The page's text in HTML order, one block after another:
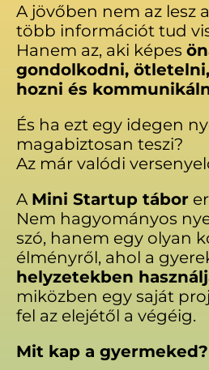
A jövőben nem az lesz
több információt tud
Hanem az, aki képes
gondolkodni,
hozni és
És ha ezt egy idegen
magabiztosan teszi?
Az már valódi
A Mini Startup tábor
Nem hagyományos
szó, hanem egy olyan
élményről, ahol a
helyzetekben
miközben egy saját
fel az elejétől a végéig.
Mit kap a gyermeked?